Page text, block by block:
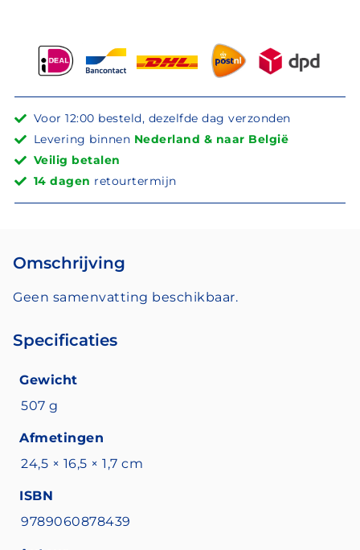
Voor 12:00 besteld, dezelfde dag verzonden
Levering binnen Nederland & naar België
Veilig betalen
14 dagen retourtermijn
Omschrijving
Geen samenvatting beschikbaar.
Specificaties
Gewicht
507 g
Afmetingen
24,5 × 16,5 × 1,7 cm
ISBN
9789060878439